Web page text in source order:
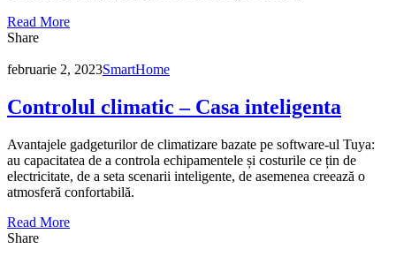
Read More
Share
februarie 2, 2023SmartHome
Controlul climatic – Casa inteligenta
Avantajele gadgeturilor de climatizare bazate pe software-ul Tuya:
au capacitatea de a controla echipamentele și costurile ce țin de
electricitate, de a seta scenarii inteligente, de asemenea creează o
atmosferă confortabilă.
Read More
Share